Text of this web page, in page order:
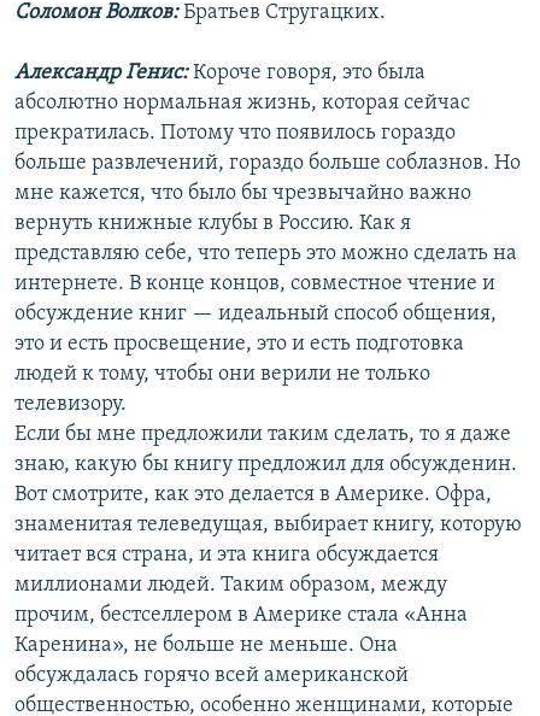
Соломон Волков:Братьев Стругацких.
Александр Генис:Короче говоря, это была
абсолютно нормальная жизнь, которая сейчас
прекратилась. Потому что появилось гораздо
больше развлечений, гораздо больше соблазнов. Но
мне кажется, что было бы чрезвычайно важно
вернуть книжные клубы в Россию. Как я
представляю себе, что теперь это можно сделать на
интернете. В конце концов, совместное чтение и
обсуждение книг — идеальный способ общения,
это и есть просвещение, это и есть подготовка
людей к тому, чтобы они верили не только
телевизору.
Если бы мне предложили таким сделать, то я даже
знаю, какую бы книгу предложил для обсужденин.
Вот смотрите, как это делается в Америке. Офра,
знаменитая телеведущая, выбирает книгу, которую
читает вся страна, и эта книга обсуждается
миллионами людей. Таким образом, между
прочим, бестселлером в Америке стала «Анна
Каренина», не больше не меньше. Она
обсуждалась горячо всей американской
общественностью, особенно женщинами, которые